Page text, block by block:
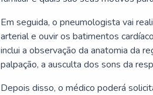
Em seguida, o pneumologista vai
arterial e ouvir os batimentos
inclui a observação da anatomia da
palpação, a ausculta dos sons da
Depois disso, o médico poderá